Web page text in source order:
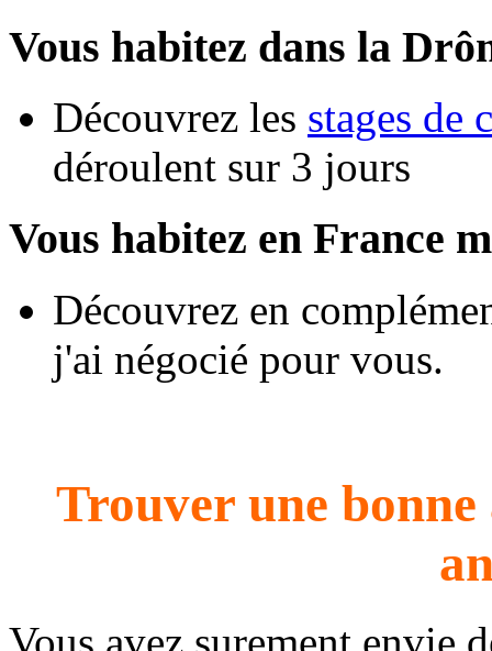
Vous habitez dans la
Découvrez les stages de
déroulent sur 3 jours
Vous habitez en France
Découvrez en
j'ai négocié pour vous.
Trouver une
Vous avez surement envie